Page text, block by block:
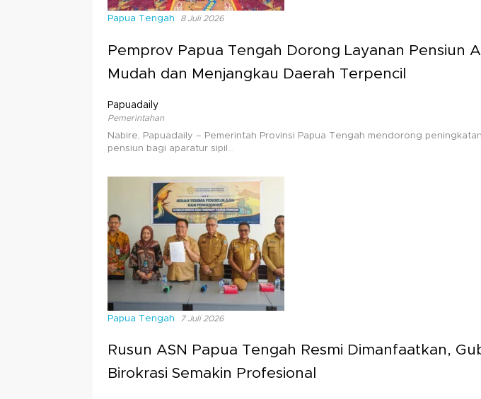
Papua Tengah 8 Juli 2026
Pemprov Papua Tengah Dorong Layanan Pensiun
Mudah dan Menjangkau Daerah Terpencil
Papuadaily
Pemerintahan
Nabire, Papuadaily – Pemerintah Provinsi Papua Tengah mendorong
pensiun bagi aparatur sipil…
Papua Tengah 7 Juli 2026
Rusun ASN Papua Tengah Resmi Dimanfaatkan,
Birokrasi Semakin Profesional